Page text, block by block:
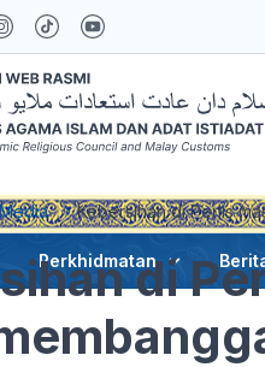
Perkhidmatan
Kebersihan di Perlis
di